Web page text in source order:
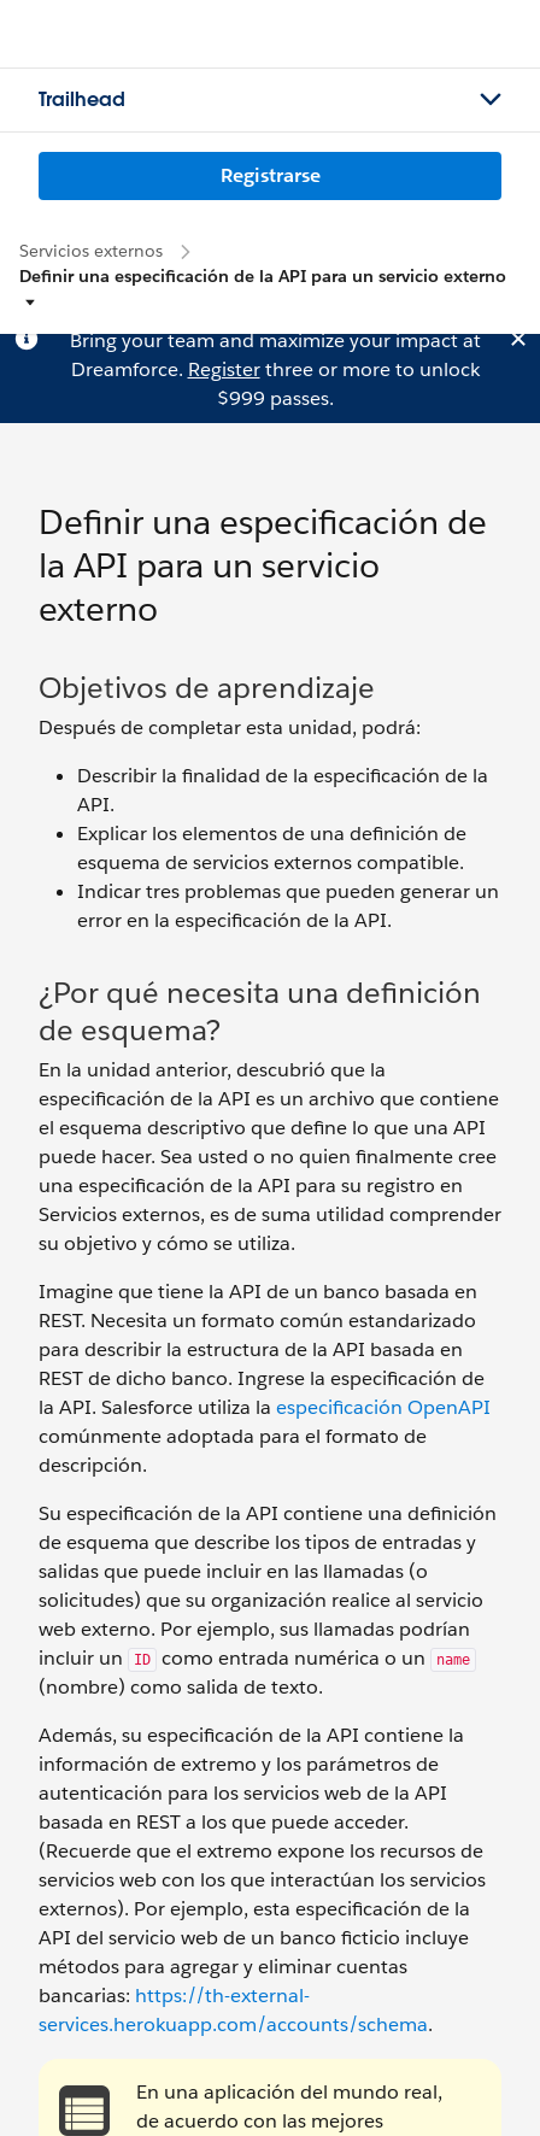
Trailhead
Registrarse
Servicios externos
Definir una especificación de la API para un servicio externo
Bring your team and maximize your impact at
Dreamforce. Registerthree or more to unlock
$999 passes.
Definir una especificación de
la API para un servicio
externo
Objetivos de aprendizaje
Después de completar esta unidad, podrá:
Describir la finalidad de la especificación de la
API.
Explicar los elementos de una definición de
esquema de servicios externos compatible.
Indicar tres problemas que pueden generar un
error en la especificación de la API.
¿Por qué necesita una definición
de esquema?
En la unidad anterior, descubrió que la
especificación de la API es un archivo que contiene
el esquema descriptivo que define lo que una API
puede hacer. Sea usted o no quien finalmente cree
una especificación de la API para su registro en
Servicios externos, es de suma utilidad comprender
su objetivo y cómo se utiliza.
Imagine que tiene la API de un banco basada en
REST. Necesita un formato común estandarizado
para describir la estructura de la API basada en
REST de dicho banco. Ingrese la especificación de
la API. Salesforce utiliza la especificación OpenAPI
comúnmente adoptada para el formato de
descripción.
Su especificación de la API contiene una definición
de esquema que describe los tipos de entradas y
salidas que puede incluir en las llamadas (o
solicitudes) que su organización realice al servicio
web externo. Por ejemplo, sus llamadas podrían
incluir un
ID como entrada numérica o un name
(nombre) como salida de texto.
Además, su especificación de la API contiene la
información de extremo y los parámetros de
autenticación para los servicios web de la API
basada en REST a los que puede acceder.
(Recuerde que el extremo expone los recursos de
servicios web con los que interactúan los servicios
externos). Por ejemplo, esta especificación de la
API del servicio web de un banco ficticio incluye
métodos para agregar y eliminar cuentas
bancarias: https://th-external-
services.herokuapp.com/accounts/schema.
En una aplicación del mundo real,
de acuerdo con las mejores